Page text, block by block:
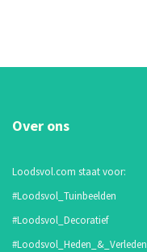
Over ons
Loodsvol.com staat voor:
#Loodsvol_Tuinbeelden
#Loodsvol_Decoratief
#Loodsvol_Heden_&_Verleden